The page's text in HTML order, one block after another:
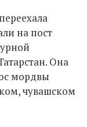
на пост
Она
мордвы
чувашском